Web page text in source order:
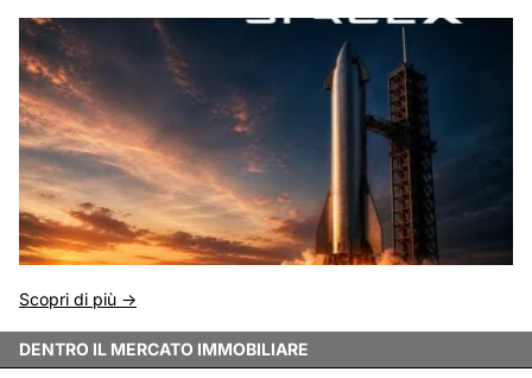
Scopri di più ->
DENTRO IL MERCATO IMMOBILIARE